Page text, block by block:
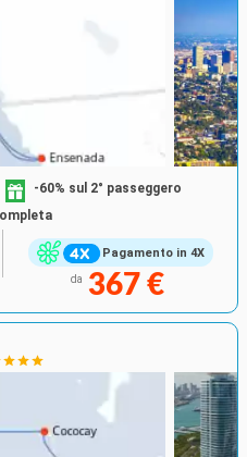
Pagamento in 4X
-60% sul 2° passeggero
da 367 €